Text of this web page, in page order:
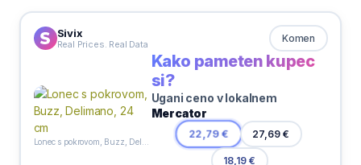
Sivix
Real Prices. Real Data Komen
Kako pameten kupec
si?
Ugani ceno v lokalnem
Mercator
22,79 € 27,69 €
18,19 €